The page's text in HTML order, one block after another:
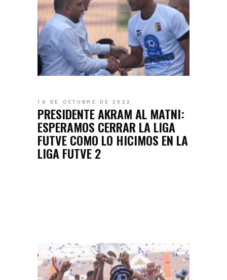
16 DE OCTUBRE DE 2022
PRESIDENTE AKRAM AL MATNI:
ESPERAMOS CERRAR LA LIGA
FUTVE COMO LO HICIMOS EN LA
LIGA FUTVE 2